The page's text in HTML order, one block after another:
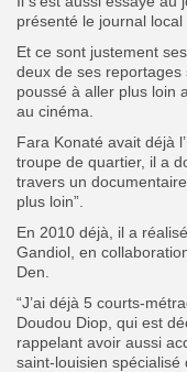
présenté le journal
Et ce sont justement
deux de ses reportages
poussé à aller plus loin
au cinéma.
Fara Konaté avait déjà
troupe de quartier, il a
travers un
plus loin”.
En 2010 déjà, il a
Gandiol, en
Den.
“J’ai déjà 5 courts-
Doudou Diop, qui est
rappelant avoir aussi
saint-louisien spécialisé